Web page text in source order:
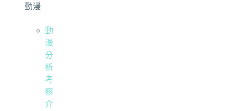
動漫
動
漫
分
析
考
察
介